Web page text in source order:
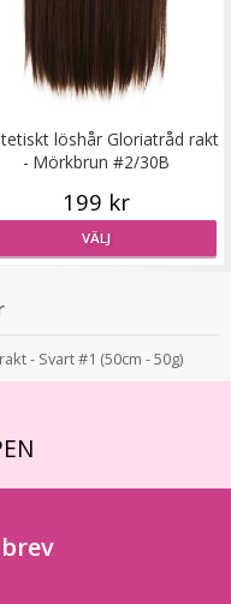
★
löshår Gloriatråd rakt
- Mörkbrun #2/30B
199 kr
VÄLJ
- Svart #1 (50cm - 50g)